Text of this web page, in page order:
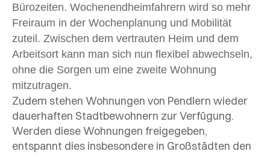
Bürozeiten. Wochenendheimfahrern wird so mehr
Freiraum in der Wochenplanung und Mobilität
zuteil. Zwischen dem vertrauten Heim und dem
Arbeitsort kann man sich nun flexibel abwechseln,
ohne die Sorgen um eine zweite Wohnung
mitzutragen.
Zudem stehen Wohnungen von Pendlern wieder
dauerhaften Stadtbewohnern zur Verfügung.
Werden diese Wohnungen freigegeben,
entspannt dies insbesondere in Großstädten den